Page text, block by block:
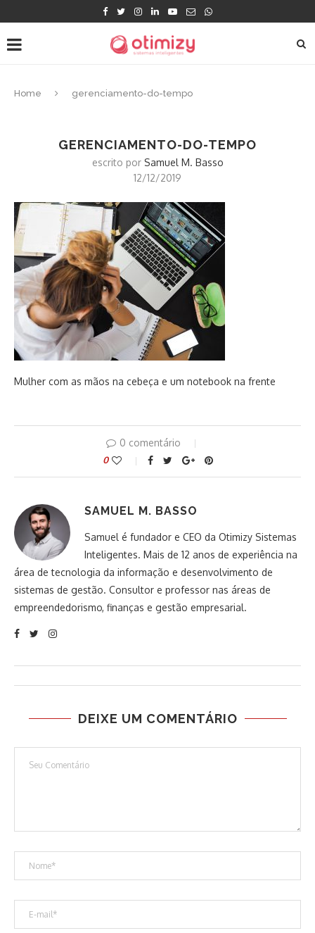
Home gerenciamento-do-tempo
GERENCIAMENTO-DO-TEMPO
escrito por Samuel M. Basso
12/12/2019
Mulher com as mãos na cebeça e um notebook na frente
0 comentário
0
SAMUEL M. BASSO
Samuel é fundador e CEO da Otimizy Sistemas
Inteligentes. Mais de 12 anos de experiência na
área de tecnologia da informação e desenvolvimento de
sistemas de gestão. Consultor e professor nas áreas de
empreendedorismo, finanças e gestão empresarial.
DEIXE UM COMENTÁRIO